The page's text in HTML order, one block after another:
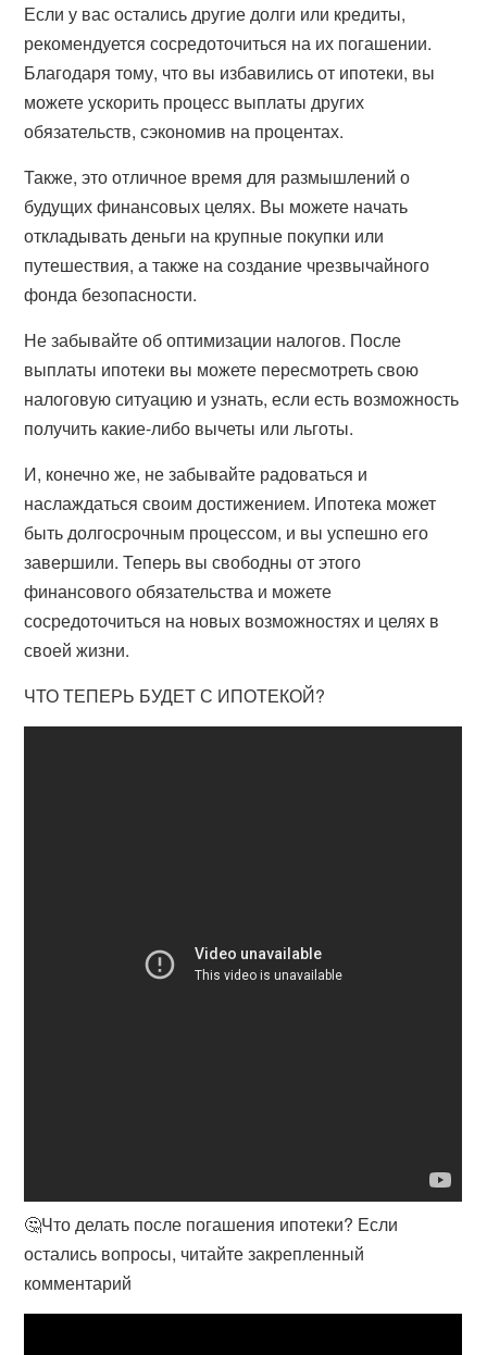
Если у вас остались другие долги или кредиты,
рекомендуется сосредоточиться на их погашении.
Благодаря тому, что вы избавились от ипотеки, вы
можете ускорить процесс выплаты других
обязательств, сэкономив на процентах.
Также, это отличное время для размышлений о
будущих финансовых целях. Вы можете начать
откладывать деньги на крупные покупки или
путешествия, а также на создание чрезвычайного
фонда безопасности.
Не забывайте об оптимизации налогов. После
выплаты ипотеки вы можете пересмотреть свою
налоговую ситуацию и узнать, если есть возможность
получить какие-либо вычеты или льготы.
И, конечно же, не забывайте радоваться и
наслаждаться своим достижением. Ипотека может
быть долгосрочным процессом, и вы успешно его
завершили. Теперь вы свободны от этого
финансового обязательства и можете
сосредоточиться на новых возможностях и целях в
своей жизни.
ЧТО ТЕПЕРЬ БУДЕТ С ИПОТЕКОЙ?
🤔Что делать после погашения ипотеки? Если
остались вопросы, читайте закрепленный
комментарий